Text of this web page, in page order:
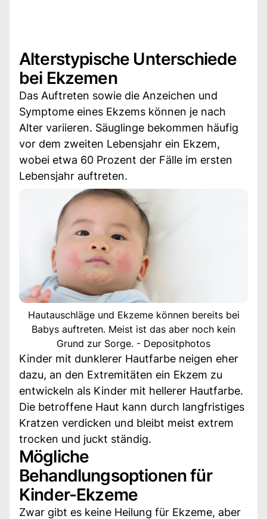
Alterstypische Unterschiede
bei Ekzemen
Das Auftreten sowie die Anzeichen und
Symptome eines Ekzems können je nach
Alter variieren. Säuglinge bekommen häufig
vor dem zweiten Lebensjahr ein Ekzem,
wobei etwa 60 Prozent der Fälle im ersten
Lebensjahr auftreten.
Hautauschläge und Ekzeme können bereits bei
Babys auftreten. Meist ist das aber noch kein
Grund zur Sorge. - Depositphotos
Kinder mit dunklerer Hautfarbe neigen eher
dazu, an den Extremitäten ein Ekzem zu
entwickeln als Kinder mit hellerer Hautfarbe.
Die betroffene Haut kann durch langfristiges
Kratzen verdicken und bleibt meist extrem
trocken und juckt ständig.
Mögliche
Behandlungsoptionen für
Kinder-Ekzeme
Zwar gibt es keine Heilung für Ekzeme, aber